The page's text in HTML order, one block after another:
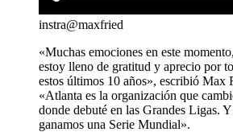
instra@maxfried
«Muchas emociones en este
estoy lleno de gratitud y aprecio por
estos últimos 10 años», escribió Max
«Atlanta es la organización que
donde debuté en las Grandes Ligas.
ganamos una Serie Mundial».